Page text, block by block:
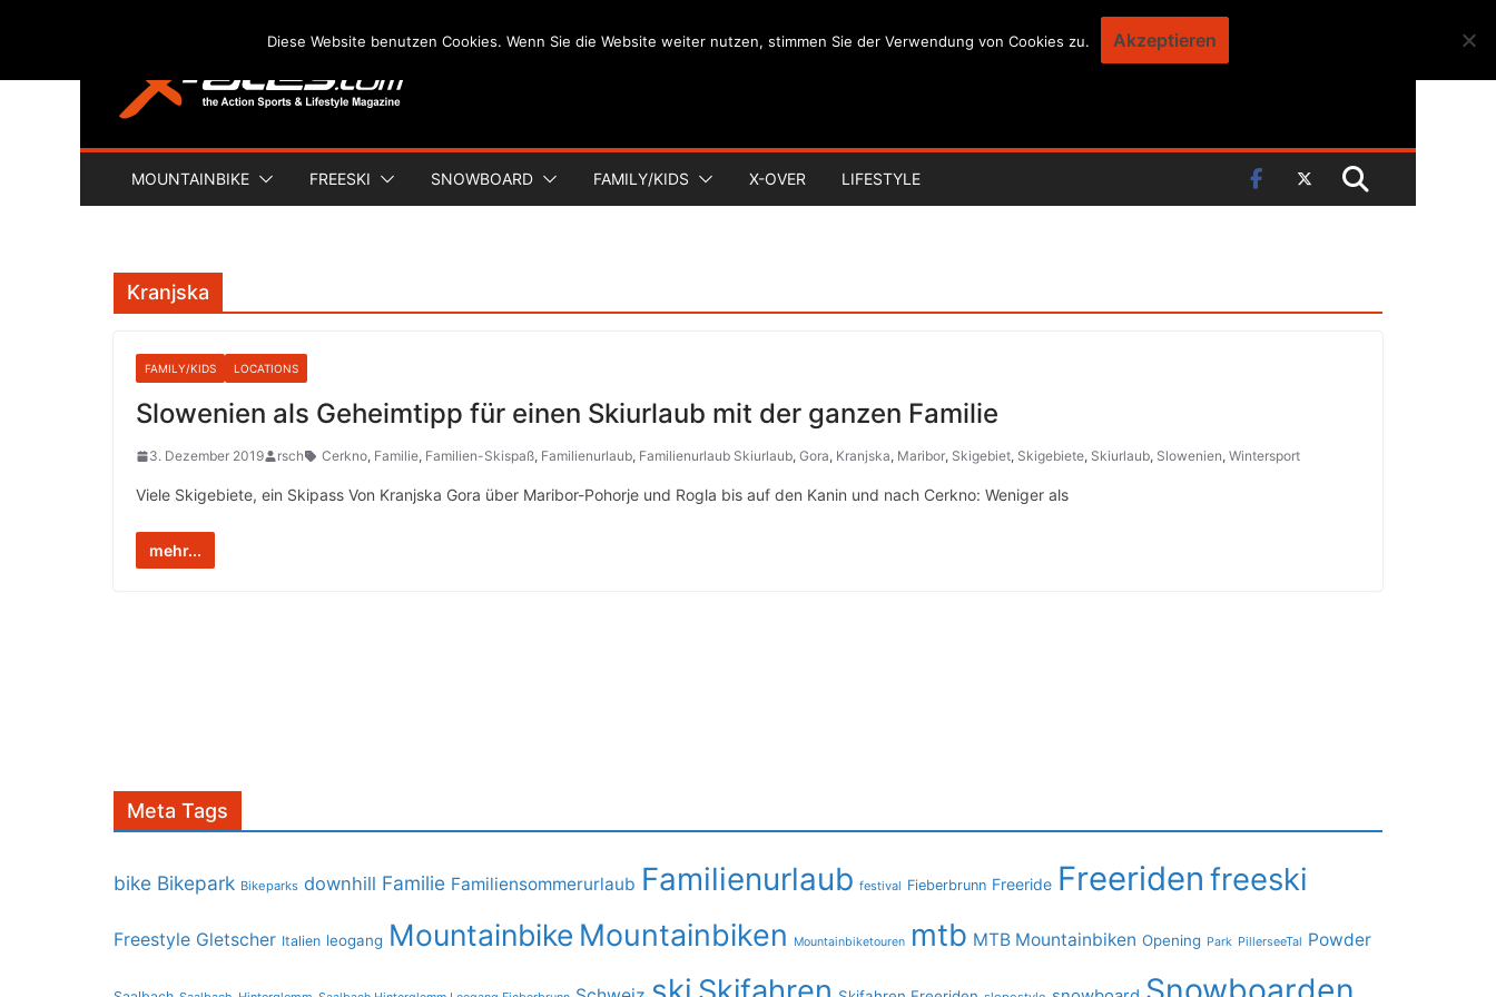
content
MOUNTAINBIKE FREESKI SNOWBOARD FAMILY/KIDS X-OVER LIFESTYLE
Kranjska
FAMILY/KIDS LOCATIONS
Slowenien als Geheimtipp für einen Skiurlaub mit der ganzen Familie
3. Dezember 2019 rsch Cerkno, Familie, Familien-Skispaß, Familienurlaub, Familienurlaub Skiurlaub, Gora, Kranjska, Maribor, Skigebiet, Skigebiete, Skiurlaub, Slowenien, Wintersport
Viele Skigebiete, ein Skipass Von Kranjska Gora über Maribor-Pohorje und Rogla bis auf den Kanin und nach Cerkno: Weniger als
mehr...
Meta Tags
bike Bikepark Bikeparks downhill Familie Familiensommerurlaub Familienurlaub festival Fieberbrunn Freeride Freeriden freeski
Freestyle Gletscher Italien leogang Mountainbike Mountainbiken Mountainbiketouren mtb MTB Mountainbiken Opening Park PillerseeTal Powder
Diese Website benutzen Cookies. Wenn Sie die Website weiter nutzen, stimmen Sie der Verwendung von Cookies zu. Akzeptieren